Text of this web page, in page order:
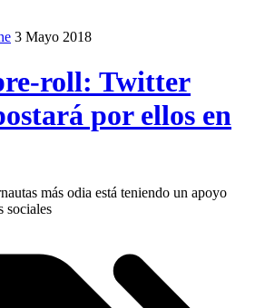
3 Mayo 2018
roll: Twitter
por ellos en
más odia está teniendo un apoyo
sociales